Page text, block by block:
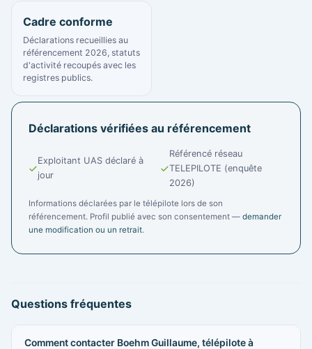
Cadre conforme
Déclarations recueillies au
référencement 2026, statuts
d'activité recoupés avec les
registres publics.
Déclarations vérifiées au référencement
Exploitant UAS déclaré à
jour
Référencé réseau
TELEPILOTE (enquête
2026)
Informations déclarées par le télépilote lors de son
référencement. Profil publié avec son consentement — demander
une modification ou un retrait.
Questions fréquentes
Comment contacter Boehm Guillaume, télépilote à